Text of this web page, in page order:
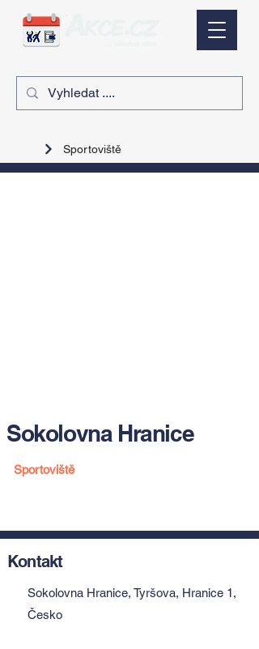
Sportoviště
Sokolovna Hranice
Sportoviště
Kontakt
Sokolovna Hranice, Tyršova, Hranice 1,
Česko